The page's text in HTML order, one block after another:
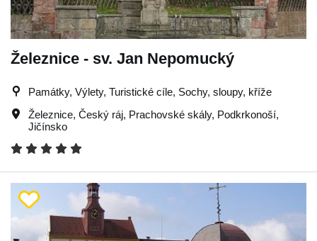
Železnice - sv. Jan Nepomucký
Památky, Výlety, Turistické cíle, Sochy, sloupy, kříže
Železnice, Český ráj, Prachovské skály, Podkrkonoší,
Jičínsko